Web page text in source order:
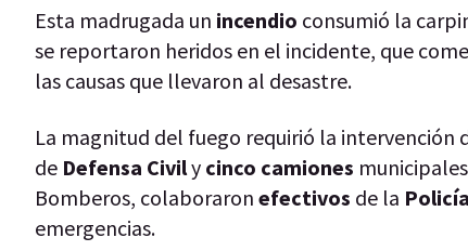
Esta madrugada un incendio consumió la
se reportaron heridos en el incidente, que
las causas que llevaron al desastre.
La magnitud del fuego requirió la intervención
de Defensa Civily cinco camiones
Bomberos, colaboraron efectivos de la Policía
emergencias.